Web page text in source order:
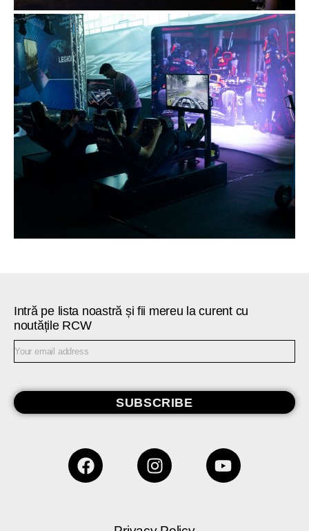
Intră pe lista noastră și fii mereu la curent cu
noutățile RCW
SUBSCRIBE